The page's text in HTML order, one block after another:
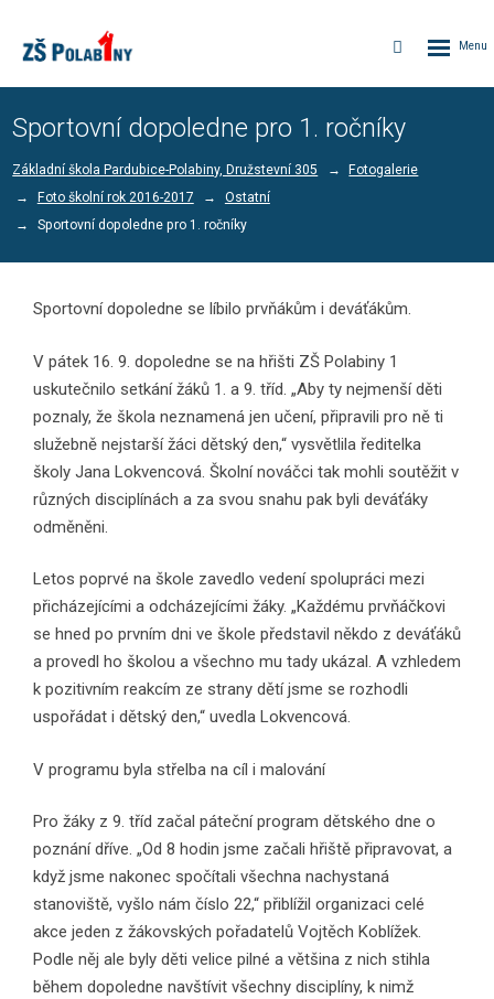
Vyhledávání
Sportovní dopoledne pro 1. ročníky
Základní škola Pardubice-Polabiny, Družstevní 305
Fotogalerie
Foto školní rok 2016-2017
Ostatní
Sportovní dopoledne pro 1. ročníky
Sportovní dopoledne se líbilo prvňákům i deváťákům.
V pátek 16. 9. dopoledne se na hřišti ZŠ Polabiny 1
uskutečnilo setkání žáků 1. a 9. tříd. „Aby ty nejmenší děti
poznaly, že škola neznamená jen učení, připravili pro ně ti
služebně nejstarší žáci dětský den,“ vysvětlila ředitelka
školy Jana Lokvencová. Školní nováčci tak mohli soutěžit v
různých disciplínách a za svou snahu pak byli deváťáky
odměněni.
Letos poprvé na škole zavedlo vedení spolupráci mezi
přicházejícími a odcházejícími žáky. „Každému prvňáčkovi
se hned po prvním dni ve škole představil někdo z deváťáků
a provedl ho školou a všechno mu tady ukázal. A vzhledem
k pozitivním reakcím ze strany dětí jsme se rozhodli
uspořádat i dětský den,“ uvedla Lokvencová.
V programu byla střelba na cíl i malování
Pro žáky z 9. tříd začal páteční program dětského dne o
poznání dříve. „Od 8 hodin jsme začali hřiště připra­vovat, a
když jsme nakonec spočítali všechna nachystaná
stanoviště, vyšlo nám číslo 22,“ přiblížil or­ganizaci celé
akce jeden z žákovských pořadatelů Vojtěch Koblížek.
Podle něj ale byly děti velice pilné a většina z nich stihla
během dopoledne navštívit všechny disciplíny, k nimž